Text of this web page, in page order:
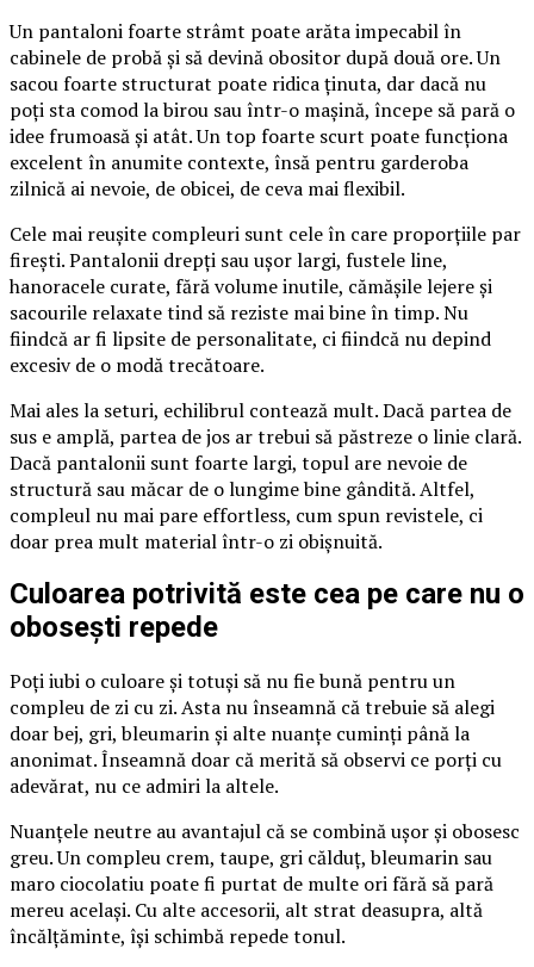
Un pantaloni foarte strâmt poate arăta impecabil în
cabinele de probă și să devină obositor după două ore. Un
sacou foarte structurat poate ridica ținuta, dar dacă nu
poți sta comod la birou sau într-o mașină, începe să pară o
idee frumoasă și atât. Un top foarte scurt poate funcționa
excelent în anumite contexte, însă pentru garderoba
zilnică ai nevoie, de obicei, de ceva mai flexibil.
Cele mai reușite compleuri sunt cele în care proporțiile par
firești. Pantalonii drepți sau ușor largi, fustele line,
hanoracele curate, fără volume inutile, cămășile lejere și
sacourile relaxate tind să reziste mai bine în timp. Nu
fiindcă ar fi lipsite de personalitate, ci fiindcă nu depind
excesiv de o modă trecătoare.
Mai ales la seturi, echilibrul contează mult. Dacă partea de
sus e amplă, partea de jos ar trebui să păstreze o linie clară.
Dacă pantalonii sunt foarte largi, topul are nevoie de
structură sau măcar de o lungime bine gândită. Altfel,
compleul nu mai pare effortless, cum spun revistele, ci
doar prea mult material într-o zi obișnuită.
Culoarea potrivită este cea pe care nu o
obosești repede
Poți iubi o culoare și totuși să nu fie bună pentru un
compleu de zi cu zi. Asta nu înseamnă că trebuie să alegi
doar bej, gri, bleumarin și alte nuanțe cuminți până la
anonimat. Înseamnă doar că merită să observi ce porți cu
adevărat, nu ce admiri la altele.
Nuanțele neutre au avantajul că se combină ușor și obosesc
greu. Un compleu crem, taupe, gri călduț, bleumarin sau
maro ciocolatiu poate fi purtat de multe ori fără să pară
mereu același. Cu alte accesorii, alt strat deasupra, altă
încălțăminte, își schimbă repede tonul.